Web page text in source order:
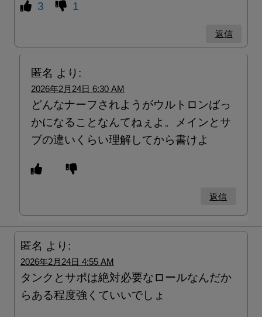
3 1
返信
匿名 より:
2026年2月24日 6:30 AM
どんなナーフされようがウルトロンばっ
かになることなんてねぇよ。メインとサ
ブの違いくらい理解してから書けよ
返信
匿名 より:
2026年2月24日 4:55 AM
タンクとサポは絶対必要なロールなんだか
らある程度強くていいでしょ